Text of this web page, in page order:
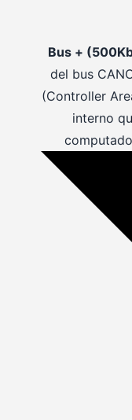
Bus +
del bus CAN
(Controller
interno